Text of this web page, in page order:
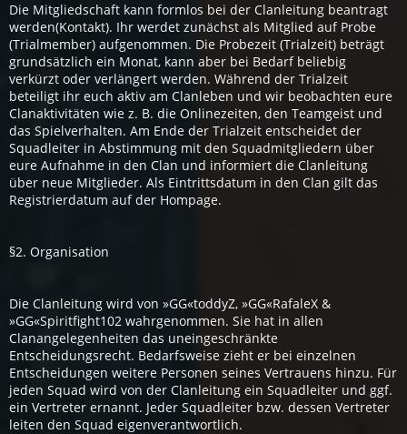
Die Mitgliedschaft kann formlos bei der Clanleitung beantragt
werden(Kontakt). Ihr werdet zunächst als Mitglied auf Probe
(Trialmember) aufgenommen. Die Probezeit (Trialzeit) beträgt
grundsätzlich ein Monat, kann aber bei Bedarf beliebig
verkürzt oder verlängert werden. Während der Trialzeit
beteiligt ihr euch aktiv am Clanleben und wir beobachten eure
Clanaktivitäten wie z. B. die Onlinezeiten, den Teamgeist und
das Spielverhalten. Am Ende der Trialzeit entscheidet der
Squadleiter in Abstimmung mit den Squadmitgliedern über
eure Aufnahme in den Clan und informiert die Clanleitung
über neue Mitglieder. Als Eintrittsdatum in den Clan gilt das
Registrierdatum auf der Hompage.
§2. Organisation
Die Clanleitung wird von »GG«toddyZ, »GG«RafaleX &
»GG«Spiritfight102 wahrgenommen. Sie hat in allen
Clanangelegenheiten das uneingeschränkte
Entscheidungsrecht. Bedarfsweise zieht er bei einzelnen
Entscheidungen weitere Personen seines Vertrauens hinzu. Für
jeden Squad wird von der Clanleitung ein Squadleiter und ggf.
ein Vertreter ernannt. Jeder Squadleiter bzw. dessen Vertreter
leiten den Squad eigenverantwortlich.